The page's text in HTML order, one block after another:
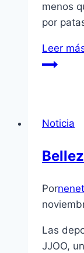
menos
por
Leer
Noticia
Por
Las
JJOO,